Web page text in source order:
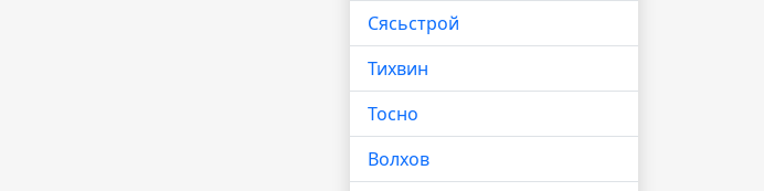
Сясьстрой
Тихвин
Тосно
Волхов